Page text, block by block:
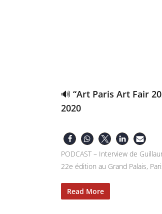
🔊 “Art Paris Art Fair
2020
PODCAST – Interview de
22e édition au Grand Palais,
Read More